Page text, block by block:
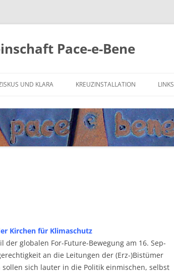
Pace-e-Bene
Inhalt
UND KLARA
VON SAN DAMIANO
KREUZINSTALLATION LINKS
Kir­chen für Klimaschutz
der glo­ba­len For-Future-Bewe­gung am 16. Sep­
an die Lei­tun­gen der (Erz-)Bistümer
sich lau­ter in die Poli­tik ein­mi­schen, selbst